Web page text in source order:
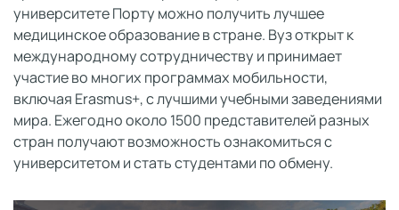
университете Порту можно получить лучшее
медицинское образование в стране. Вуз открыт к
международному сотрудничеству и принимает
участие во многих программах мобильности,
включая Erasmus+, с лучшими учебными заведениями
мира. Ежегодно около 1500 представителей разных
стран получают возможность ознакомиться с
университетом и стать студентами по обмену.